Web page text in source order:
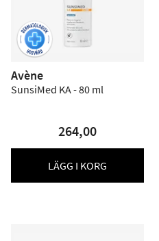
Avène
SunsiMed KA - 80 ml
264,00
LÄGG I KORG